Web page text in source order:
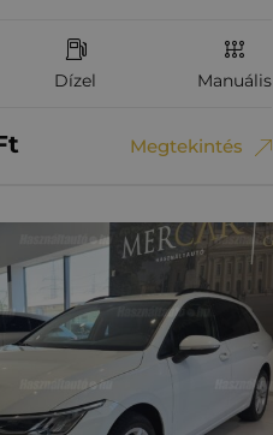
Dízel Manuális
Megtekintés